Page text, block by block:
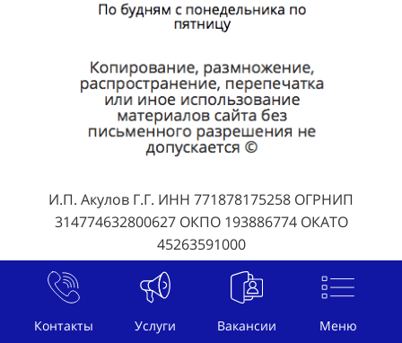
Контакты Услуги Вакансии Меню
И.П. Акулов Г.Г. ИНН 771878175258 ОГРНИП
314774632800627 ОКПО 193886774 ОКАТО
45263591000
© , г. Ревда, ул. , телефон +7 (800) 707-07-92, почта
welcome@btl-akula.ru